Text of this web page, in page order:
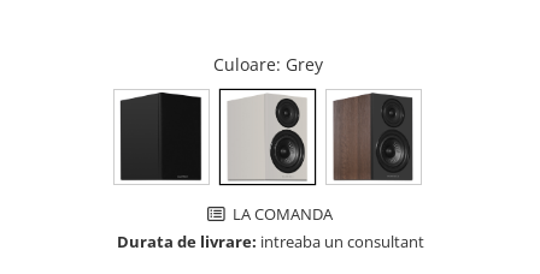
Culoare: Grey
LA COMANDA
Durata de livrare: intreaba un consultant